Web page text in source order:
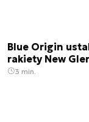
Blue Origin
rakiety New
3 min.